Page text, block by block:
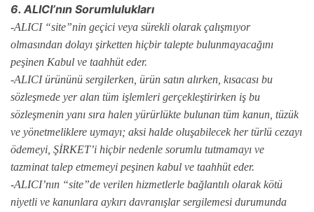
6. ALICI’nın Sorumlulukları
-ALICI “site”nin geçici veya sürekli olarak çalışmıyor
olmasından dolayı şirketten hiçbir talepte bulunmayacağını
peşinen Kabul ve taahhüt eder.
-ALICI ürününü sergilerken, ürün satın alırken, kısacası bu
sözleşmede yer alan tüm işlemleri gerçekleştirirken iş bu
sözleşmenin yanı sıra halen yürürlükte bulunan tüm kanun, tüzük
ve yönetmeliklere uymayı; aksi halde oluşabilecek her türlü cezayı
ödemeyi, ŞİRKET’i hiçbir nedenle sorumlu tutmamayı ve
tazminat talep etmemeyi peşinen kabul ve taahhüt eder.
-ALICI’nın “site”de verilen hizmetlerle bağlantılı olarak kötü
niyetli ve kanunlara aykırı davranışlar sergilemesi durumunda